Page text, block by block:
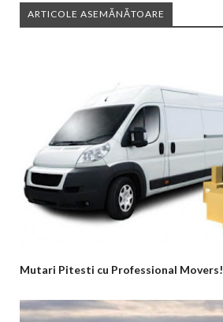
ARTICOLE ASEMĂNĂTOARE
Mutari Pitesti cu Professional Movers!